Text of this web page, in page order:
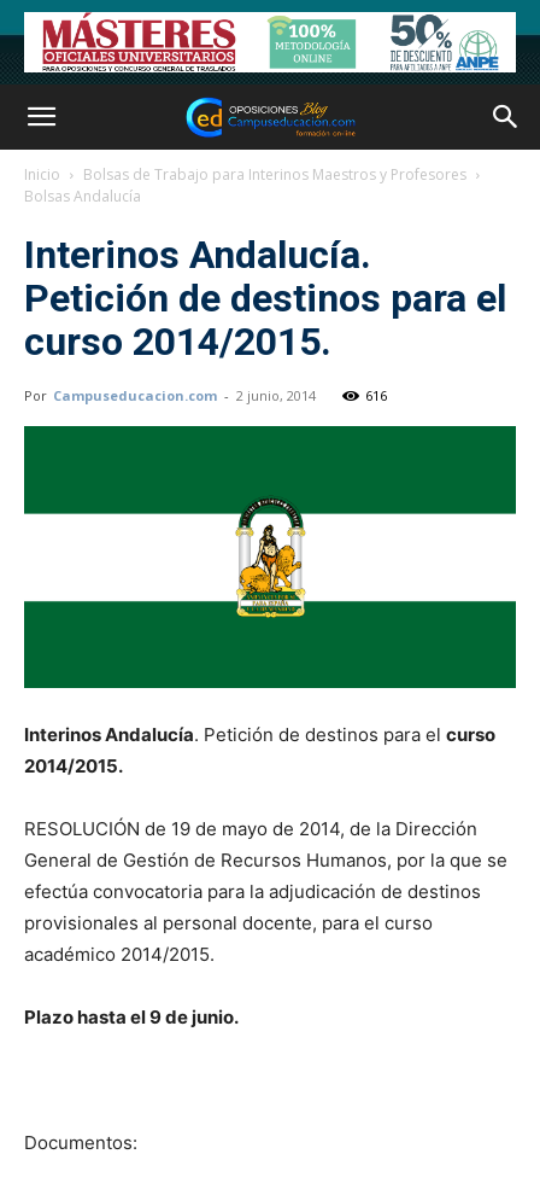
Inicio
Bolsas de Trabajo para Interinos Maestros y Profesores
Bolsas Andalucía
Interinos Andalucía.
Petición de destinos para el
curso 2014/2015.
Por Campuseducacion.com - 2 junio, 2014 616
Interinos Andalucía. Petición de destinos para el curso
2014/2015.
RESOLUCIÓN de 19 de mayo de 2014, de la Dirección
General de Gestión de Recursos Humanos, por la que se
efectúa convocatoria para la adjudicación de destinos
provisionales al personal docente, para el curso
académico 2014/2015.
Plazo hasta el 9 de junio.
Documentos: